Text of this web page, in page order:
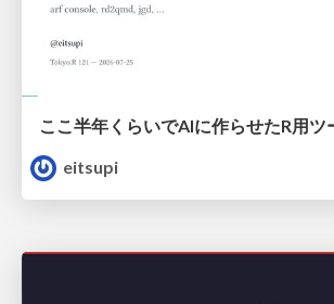
ここ半年くらいでAIに作らせたR用ツ
eitsupi